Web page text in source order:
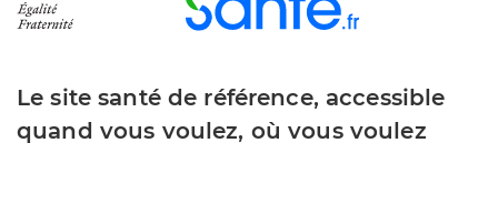
Le site santé de référence, accessible
quand vous voulez, où vous voulez